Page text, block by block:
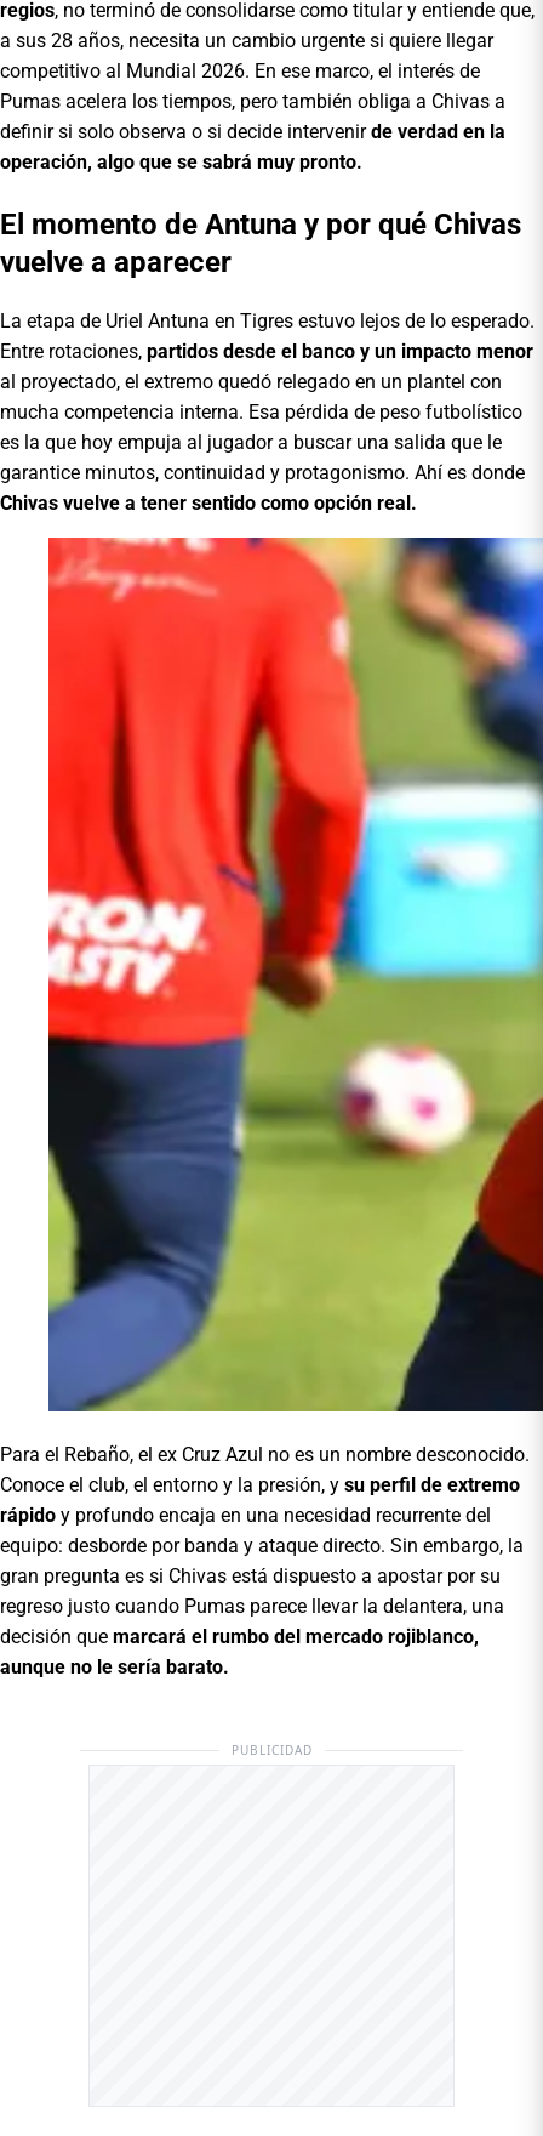
regios, no terminó de consolidarse como titular y entiende que,
a sus 28 años, necesita un cambio urgente si quiere llegar
competitivo al Mundial 2026. En ese marco, el interés de
Pumas acelera los tiempos, pero también obliga a Chivas a
definir si solo observa o si decide intervenirde verdad en la
operación, algo que se sabrá muy pronto.
El momento de Antuna y por qué Chivas
vuelve a aparecer
La etapa de Uriel Antuna en Tigres estuvo lejos de lo esperado.
Entre rotaciones, partidos desde el banco y un impacto menor
al proyectado, el extremo quedó relegado en un plantel con
mucha competencia interna. Esa pérdida de peso futbolístico
es la que hoy empuja al jugador a buscar una salida que le
garantice minutos, continuidad y protagonismo. Ahí es donde
Chivas vuelve a tener sentido como opción real.
Para el Rebaño, el ex Cruz Azul no es un nombre desconocido.
Conoce el club, el entorno y la presión, y su perfil de extremo
rápido y profundo encaja en una necesidad recurrente del
equipo: desborde por banda y ataque directo. Sin embargo, la
gran pregunta es si Chivas está dispuesto a apostar por su
regreso justo cuando Pumas parece llevar la delantera, una
decisión que marcará el rumbo del mercado rojiblanco,
aunque no le sería barato.
PUBLICIDAD